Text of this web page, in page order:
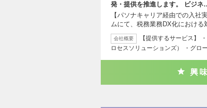
発・提供を推進します。 ビジネ
【パソナキャリア経由での入社
ムにて、税務業務DX化におけ
会社概要
【提供するサービス】
ロセスソリューションズ） ・グロ
興